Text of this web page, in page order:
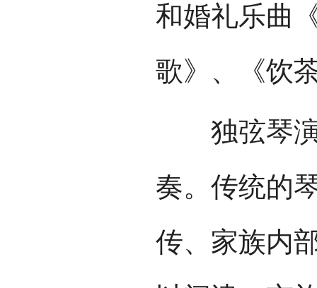
和婚礼乐曲
歌》、《饮
独弦琴演
奏。传统的
传、家族内